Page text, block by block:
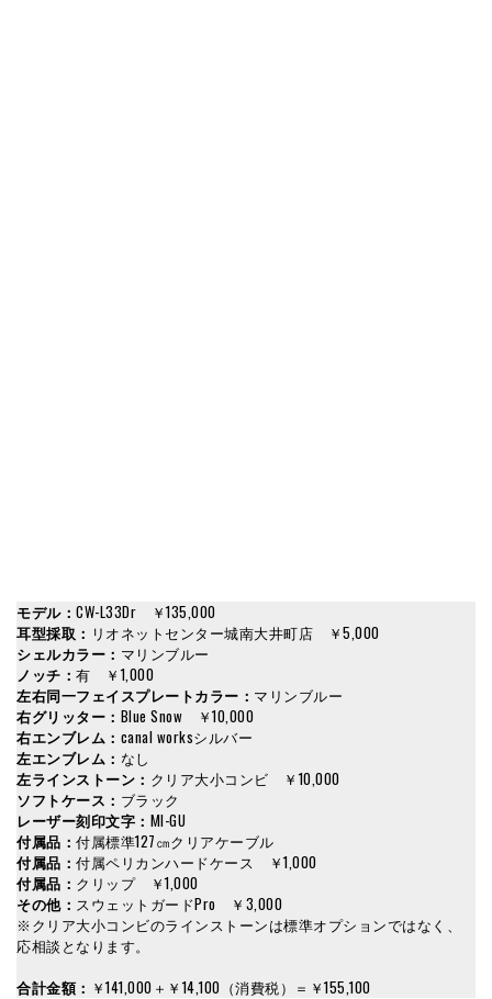
モデル： CW-L33Dr ￥135,000
耳型採取： リオネットセンター城南大井町店 ￥5,000
シェルカラー： マリンブルー
ノッチ： 有 ￥1,000
左右同一フェイスプレートカラー： マリンブルー
右グリッター： Blue Snow ￥10,000
右エンブレム： canal worksシルバー
左エンブレム： なし
左ラインストーン： クリア大小コンビ ￥10,000
ソフトケース： ブラック
レーザー刻印文字： MI-GU
付属品： 付属標準127㎝クリアケーブル
付属品： 付属ペリカンハードケース ￥1,000
付属品： クリップ ￥1,000
その他： スウェットガードPro ￥3,000
※クリア大小コンビのラインストーンは標準オプションではなく、
応相談となります。
合計金額： ￥141,000＋￥14,100（消費税）＝￥155,100